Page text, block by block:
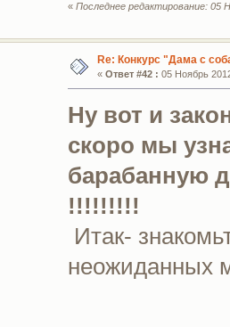
«Последнее редактирование: 05
Re: Конкурс "Дама с
« Ответ #42 : 05 Ноябрь
Ну вот и
скоро мы
барабанную
!!!!!!!!!
Итак-
неожиданных